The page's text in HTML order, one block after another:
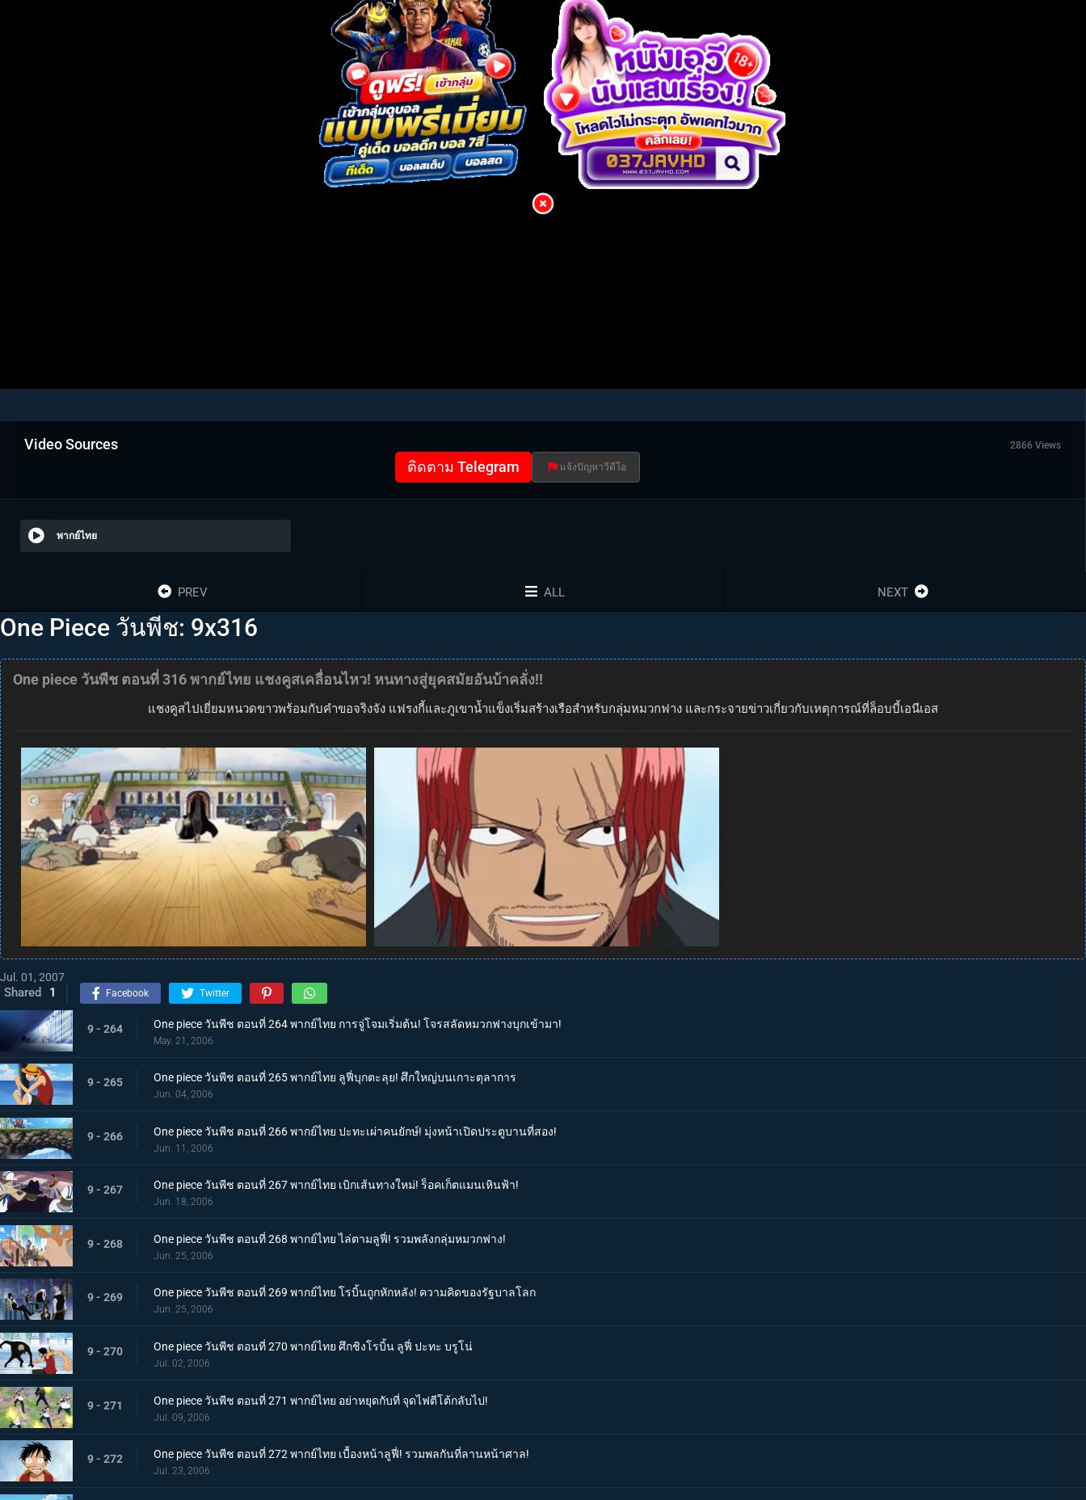
Video Sources 2866 Views
ติดตาม Telegram แจ้งปัญหาวีดีโอ
พากย์ไทย
PREV ALL NEXT
One Piece วันพีช: 9x316
One piece วันพีช ตอนที่ 316 พากย์ไทย แชงคูสเคลื่อนไหว! หนทางสู่ยุคสมัยอันบ้าคลั่ง!!
แชงคูสไปเยี่ยมหนวดขาวพร้อมกับคำขอจริงจัง แฟรงกี้และภูเขาน้ำแข็งเริ่มสร้างเรือสำหรับกลุ่มหมวกฟาง และกระจายข่าวเกี่ยวกับเหตุการณ์ที่ล็อบบี้เอนีเอส
Jul. 01, 2007
Shared 1 Facebook Twitter
9 - 264 One piece วันพีช ตอนที่ 264 พากย์ไทย การจู่โจมเริ่มต้น! โจรสลัดหมวกฟางบุกเข้ามา!
May. 21, 2006
9 - 265 One piece วันพีช ตอนที่ 265 พากย์ไทย ลูฟี่บุกตะลุย! ศึกใหญ่บนเกาะตุลาการ
Jun. 04, 2006
9 - 266 One piece วันพีช ตอนที่ 266 พากย์ไทย ปะทะเผ่าคนยักษ์! มุ่งหน้าเปิดประตูบานที่สอง!
Jun. 11, 2006
9 - 267 One piece วันพีช ตอนที่ 267 พากย์ไทย เบิกเส้นทางใหม่! ร็อคเก็ตแมนเหินฟ้า!
Jun. 18, 2006
9 - 268 One piece วันพีช ตอนที่ 268 พากย์ไทย ไล่ตามลูฟี่! รวมพลังกลุ่มหมวกฟาง!
Jun. 25, 2006
9 - 269 One piece วันพีช ตอนที่ 269 พากย์ไทย โรบิ้นถูกหักหลัง! ความคิดของรัฐบาลโลก
Jun. 25, 2006
9 - 270 One piece วันพีช ตอนที่ 270 พากย์ไทย ศึกชิงโรบิ้น ลูฟี่ ปะทะ บรูโน่
Jul. 02, 2006
9 - 271 One piece วันพีช ตอนที่ 271 พากย์ไทย อย่าหยุดกับที่ จุดไฟตีโต้กลับไป!
Jul. 09, 2006
9 - 272 One piece วันพีช ตอนที่ 272 พากย์ไทย เบื้องหน้าลูฟี่! รวมพลกันที่ลานหน้าศาล!
Jul. 23, 2006